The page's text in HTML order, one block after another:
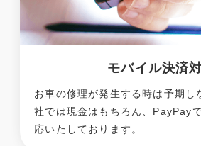
モバイル決済
お車の修理が発生する時は予期し
社では現金はもちろん、PayPay
応いたしております。